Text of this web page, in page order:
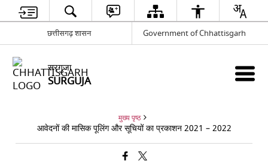
छत्तीसगढ़ शासन Government of Chhattisgarh
सरगुजा
SURGUJA
मुख्य पृष्ठ
आवेदनों की मासिक पूलिंग और सूचियों का प्रकाशन 2021 – 2022